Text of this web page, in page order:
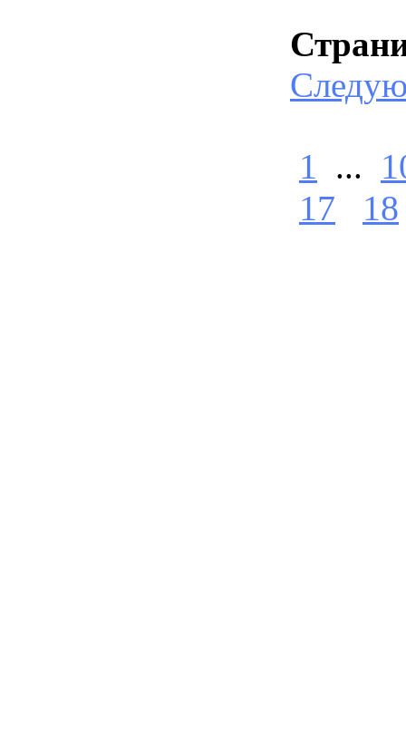
1 ...
17
18